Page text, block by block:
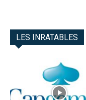
LES INRATABLES